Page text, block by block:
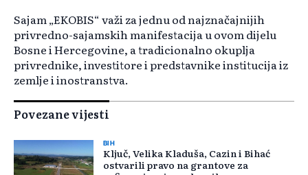
Sajam „EKOBIS“ važi za jednu od najznačajnijih
privredno-sajamskih manifestacija u ovom dijelu
Bosne i Hercegovine, a tradicionalno okuplja
privrednike, investitore i predstavnike institucija iz
zemlje i inostranstva.
Povezane vijesti
BIH
Ključ, Velika Kladuša, Cazin i Bihać
ostvarili pravo na grantove za